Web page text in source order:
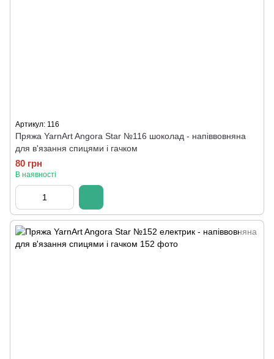
Артикул: 116
Пряжа YarnArt Angora Star №116 шоколад - напіввовняна
для в'язання спицями і гачком
80 грн
В наявності